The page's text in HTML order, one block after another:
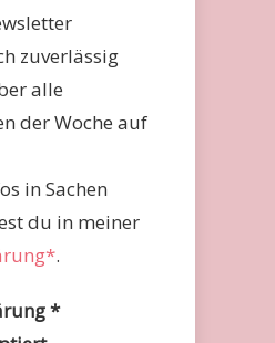
zuverlässig
alle
der Woche auf
in Sachen
du in meiner
.
*